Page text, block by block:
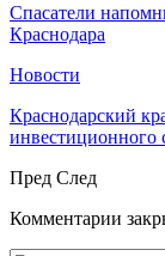
Спасатели
Краснодара
Новости
Краснодарский
инвестиционного
Пред След
Комментарии